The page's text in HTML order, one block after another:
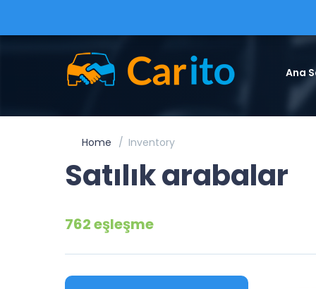
Ana
Home Inventory
Satılık arabalar
762 eşleşme